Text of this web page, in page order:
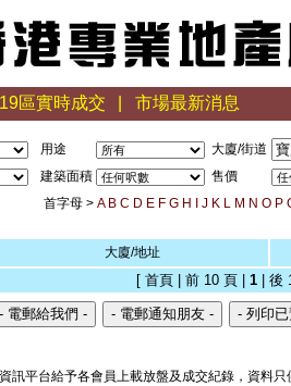
19區實時成交 市場最新消息
用途
大廈/街道
建築面積
售價
首字母 > A B C D E F G H J K L M N O P
大廈/地址
[ 首頁 | 前 10 頁 |1 | 後
訊平台給予各會員上載放盤及成交紀錄，資料